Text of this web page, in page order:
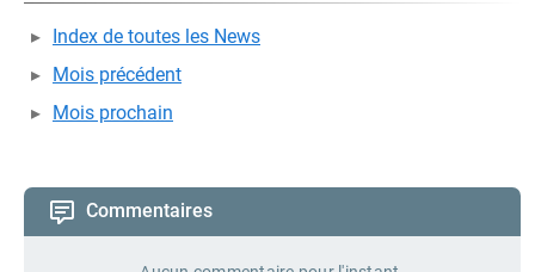
Index de toutes les News
Mois précédent
Mois prochain
Commentaires